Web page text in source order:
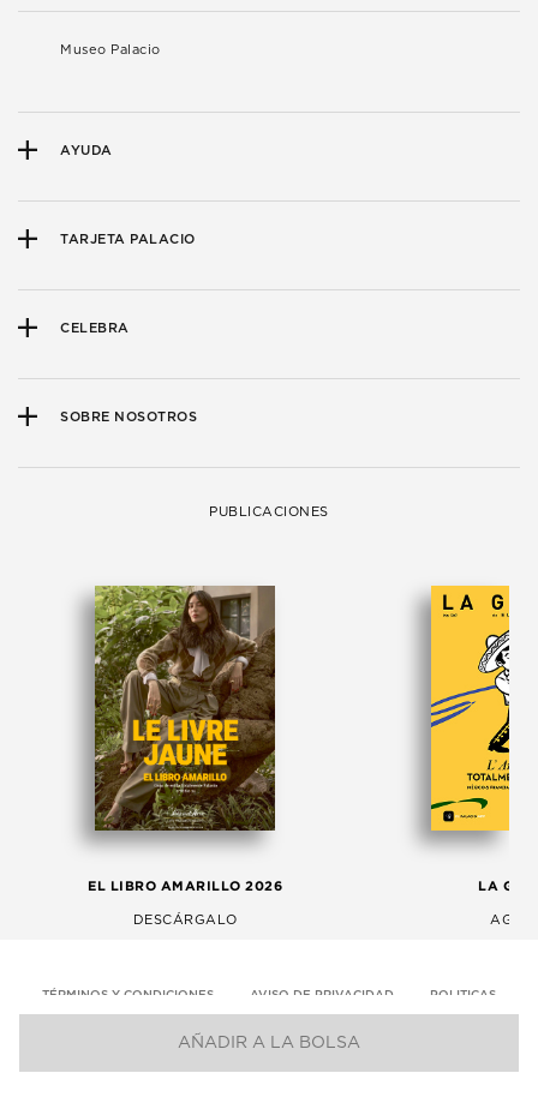
AÑADIR A LA BOLSA
Museo Palacio
AYUDA
TARJETA PALACIO
CELEBRA
SOBRE NOSOTROS
PUBLICACIONES
EL LIBRO AMARILLO 2026
DESCÁRGALO
LA
TÉRMINOS Y CONDICIONES AVISO DE PRIVACIDAD POLITICAS